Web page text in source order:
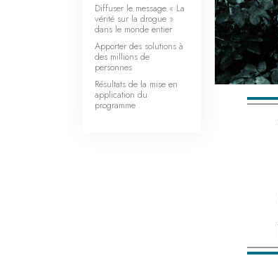
Diffuser le message « La
vérité sur la drogue »
dans le monde entier
Apporter des solutions à
des millions de
personnes
Résultats de la mise en
application du
programme